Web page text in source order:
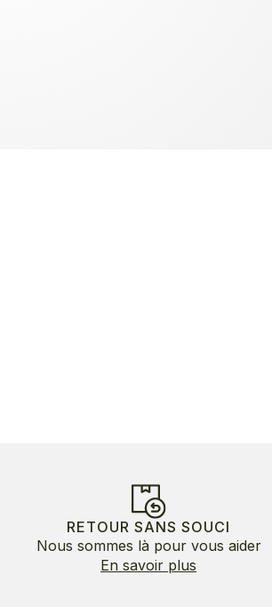
RETOUR SANS SOUCI
Nous sommes là pour vous aider
En savoir plus